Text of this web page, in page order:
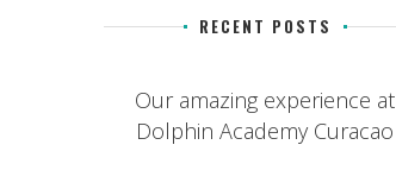
RECENT POSTS
Our amazing experience at
Dolphin Academy Curacao